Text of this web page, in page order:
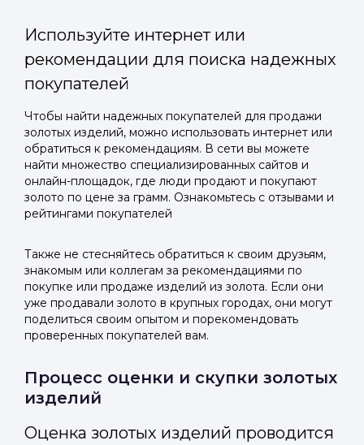
Войти в
профиль
Мы отправим код для входа на ваш
номер телефона.
Телефон
Подать заявку
Отправьте заявку через мессенджер-бот — магазины
увидят её и пришлют предложения. Фото, описание и
AI-оценка прямо в чате.
ВКонтакте
или подайте через форму на сайте
Войти в ЛК и заполнить форму
Подать заявку
Отправьте заявку через мессенджер-бот — магазины
увидят её и пришлют предложения. Фото, описание и
AI-оценка прямо в чате.
ВКонтакте
или подайте через форму на сайте
Войти в ЛК и заполнить форму
Используйте интернет или
рекомендации для поиска надежных
покупателей
Чтобы найти надежных покупателей для продажи
золотых изделий, можно использовать интернет или
обратиться к рекомендациям. В сети вы можете
найти множество специализированных сайтов и
онлайн-площадок, где люди продают и покупают
золото по цене за грамм. Ознакомьтесь с отзывами и
рейтингами покупателей
Также не стесняйтесь обратиться к своим друзьям,
знакомым или коллегам за рекомендациями по
покупке или продаже изделий из золота. Если они
уже продавали золото в крупных городах, они могут
поделиться своим опытом и порекомендовать
проверенных покупателей вам.
Процесс оценки и скупки золотых
изделий
Оценка золотых изделий проводится